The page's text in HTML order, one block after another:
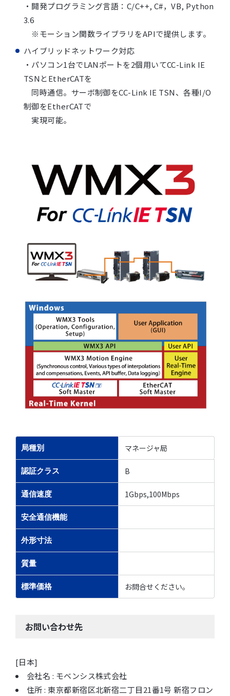
・開発プログラミング言語：C/C++, C#，VB, Python
3.6
※モーション関数ライブラリをAPIで提供します。
ハイブリッドネットワーク対応
・パソコン1台でLANポートを2個用いてCC-Link IE
TSNとEtherCATを
同時通信。サーボ制御をCC-Link IE TSN、各種I/O
制御をEtherCATで
実現可能。
局種別 マネージャ局
認証クラス B
通信速度 1Gbps,100Mbps
安全通信機能
外形寸法
質量
標準価格 お問合せください。
お問い合わせ先
[日本]
会社名 : モベンシス株式会社
住所 : 東京都新宿区北新宿二丁目21番1号 新宿フロン